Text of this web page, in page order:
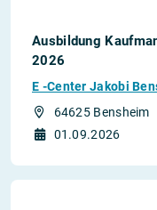
Ausbildung
2026
E -Center Jakobi
64625 Bensheim
01.09.2026